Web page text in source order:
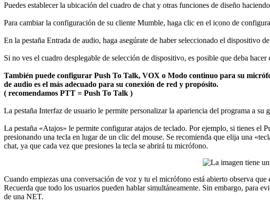
Puedes establecer la ubicación del cuadro de chat y otras funciones de diseño
Para cambiar la configuración de su cliente Mumble, haga clic en el icono de
En la pestaña Entrada de audio, haga asegúrate de haber seleccionado el dispositivo
Si no ves el cuadro desplegable de selección de dispositivo, es posible que deba
También puede configurar Push To Talk, VOX o Modo continuo para su
de audio es el más adecuado para su conexión de red y propósito.
( recomendamos PTT = Push To Talk )
La pestaña Interfaz de usuario le permite personalizar la apariencia del programa a su
La pestaña «Atajos» le permite configurar atajos de teclado. Por ejemplo, si tienes el
presionando una tecla en lugar de un clic del mouse. Se recomienda que elija una
chat, ya que cada vez que presiones la tecla se abrirá tu micrófono.
Cuando empiezas una conversación de voz y tu el micrófono está abierto observa
Recuerda que todo los usuarios pueden hablar simultáneamente. Sin embargo, para
de una NET.